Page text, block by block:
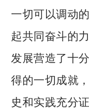
一切可以调动
起共同奋斗的
发展营造了十
得的一切成就
史和实践充分